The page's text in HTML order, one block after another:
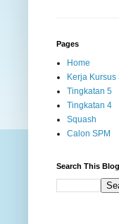
Pages
Home
Kerja Kursus
Tingkatan 5
Tingkatan 4
Squash
Calon SPM
Search This Blog